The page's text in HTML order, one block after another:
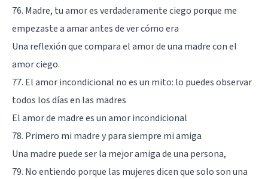
76. Madre, tu amor es verdaderamente ciego porque me
empezaste a amar antes de ver cómo era
Una reflexión que compara el amor de una madre con el
amor ciego.
77. El amor incondicional no es un mito: lo puedes observar
todos los días en las madres
El amor de madre es un amor incondicional
78. Primero mi madre y para siempre mi amiga
Una madre puede ser la mejor amiga de una persona,
79. No entiendo porque las mujeres dicen que solo son una